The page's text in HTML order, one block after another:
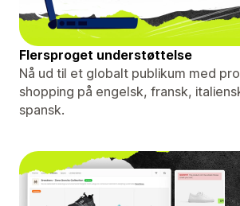
Flersproget understøttelse
Nå ud til et globalt publikum med
shopping på engelsk, fransk,
spansk.